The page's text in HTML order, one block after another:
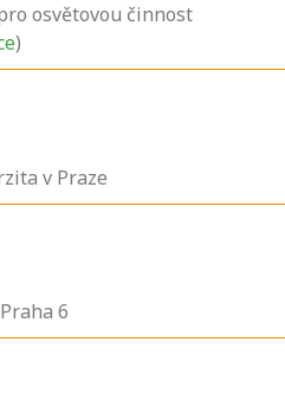
osvětovou činnost
)
v Praze
Praha 6